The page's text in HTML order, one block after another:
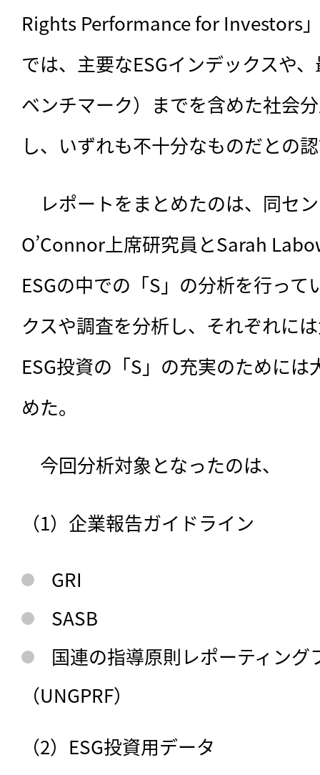
Rights Performance for Investors
では、主要なESGインデックスや
ベンチマーク）までを含めた社会
し、いずれも不十分なものだとの
レポートをまとめたのは、同セ
O’Connor上席研究員とSarah
ESGの中での「S」の分析を行っ
クスや調査を分析し、それぞれに
ESG投資の「S」の充実のために
めた。
今回分析対象となったのは、
（1）企業報告ガイドライン
GRI
SASB
国連の指導原則レポーティング
（UNGPRF）
（2）ESG投資用データ